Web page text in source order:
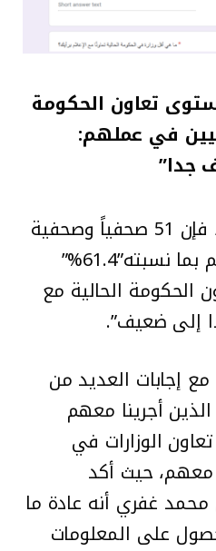
تعاون الحكومة
في عملهم:
جدا”
وفقا لنتائج الاستبيان، فإن 51 صحفياً وصحفية
من المستطلعة آراؤهم بما نسبته”61.4%”
الحكومة الحالية مع
إلى ضعيف”.
إجابات العديد من
أجرينا معهم
الوزارات في
معهم، حيث أكد
غفري أنه عادة ما
على المعلومات